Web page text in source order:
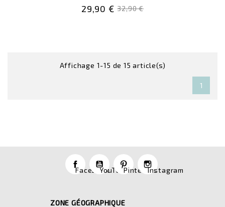
29,90 € 32,90 €
Affichage 1-15 de 15 article(s)
1
FacebookYouTubePinterestInstagram
ZONE GÉOGRAPHIQUE